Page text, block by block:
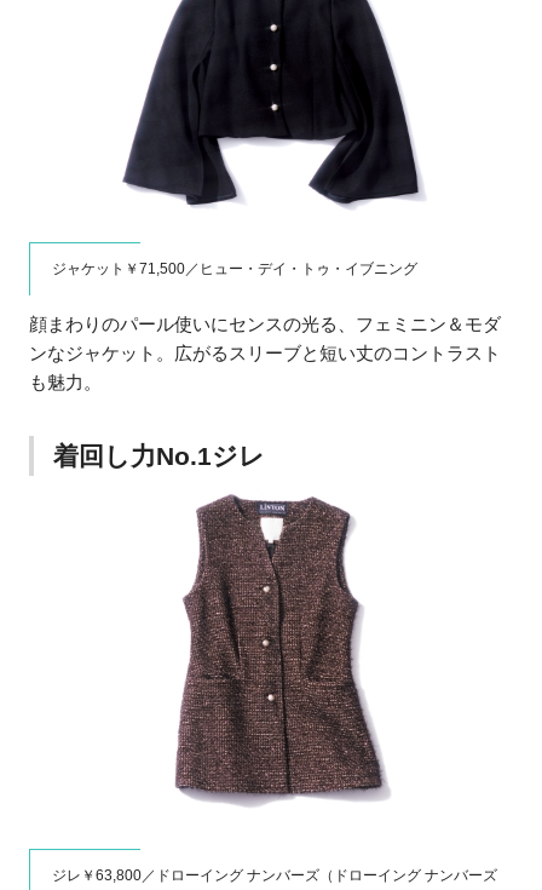
ジャケット￥71,500／ヒュー・デイ・トゥ・イブニング
顔まわりのパール使いにセンスの光る、フェミニン＆モダ
ンなジャケット。広がるスリーブと短い丈のコントラスト
も魅力。
着回し力No.1ジレ
ジレ￥63,800／ドローイング ナンバーズ（ドローイング ナンバーズ